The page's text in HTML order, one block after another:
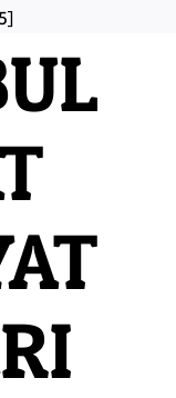
5]